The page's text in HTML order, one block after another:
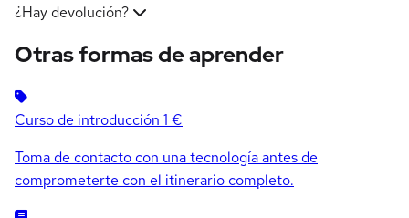
¿Hay devolución?
Otras formas de aprender
Curso de introducción 1 €
Toma de contacto con una tecnología antes de
comprometerte con el itinerario completo.